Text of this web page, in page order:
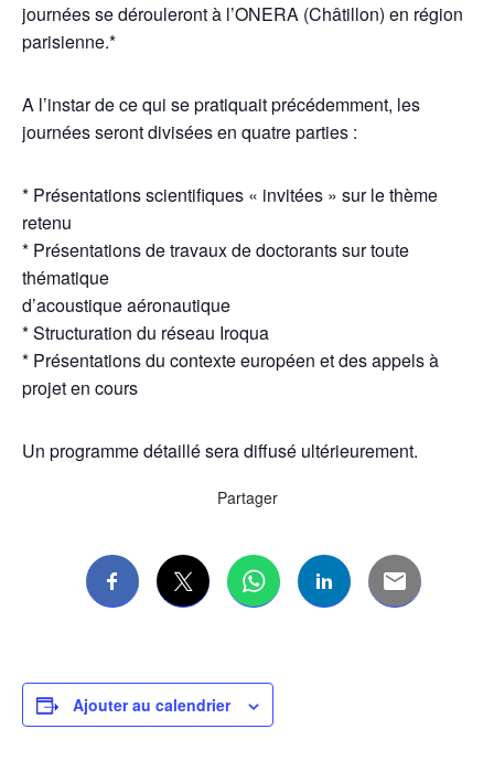
journées se dérouleront à l’ONERA (Châtillon) en région
parisienne.*
A l’instar de ce qui se pratiquait précédemment, les
journées seront divisées en quatre parties :
* Présentations scientifiques « invitées » sur le thème
retenu
* Présentations de travaux de doctorants sur toute
thématique
d’acoustique aéronautique
* Structuration du réseau Iroqua
* Présentations du contexte européen et des appels à
projet en cours
Un programme détaillé sera diffusé ultérieurement.
Partager
Ajouter au calendrier